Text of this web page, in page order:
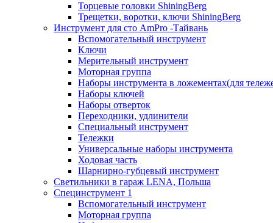
Торцевые головки ShiningBerg
Трещетки, воротки, ключи ShiningBerg
Инструмент для сто AmPro -Тайвань
Вспомогательный инструмент
Ключи
Мерительный инструмент
Моторная группа
Наборы инструмента в ложементах(для
Наборы ключей
Наборы отверток
Переходники, удлинители
Специальный инструмент
Тележки
Универсальные наборы инструмента
Ходовая часть
Шарнирно-губцевый инструмент
Светильники в гараж LENA, Польша
Специнструмент 1
Вспомогательный инструмент
Моторная группа